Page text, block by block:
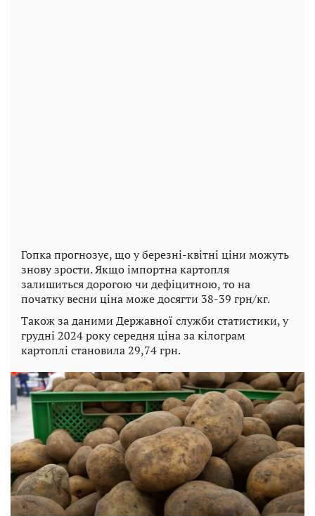
Гопка прогнозує, що у березні-квітні ціни можуть
знову зрости. Якщо імпортна картопля
залишиться дорогою чи дефіцитною, то на
початку весни ціна може досягти 38-39 грн/кг.
Також за даними Державної служби статистики, у
грудні 2024 року середня ціна за кілограм
картоплі становила 29,74 грн.